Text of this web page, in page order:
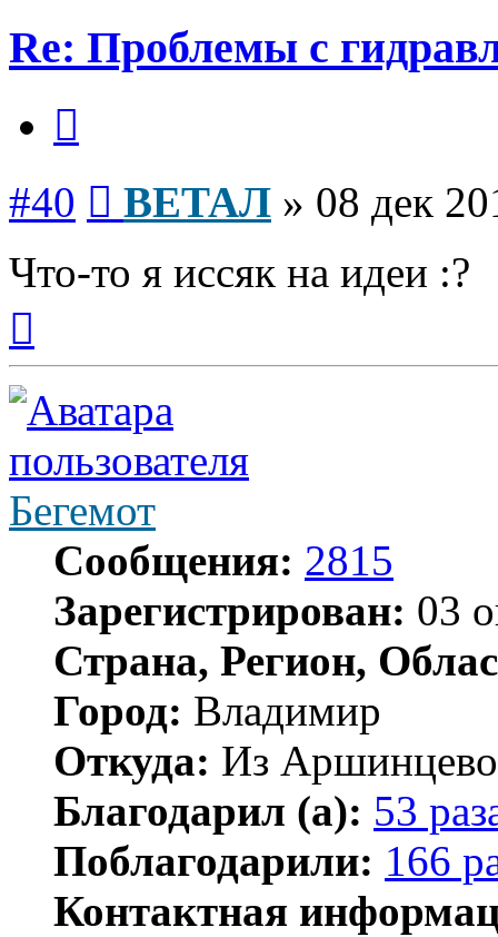
Re: Проблемы с
#40 ВЕТАЛ » 08 дек
Что-то я иссяк на идеи :?
началу
Бегемот
Сообщения: 2815
Зарегистрирован: 03
Страна, Регион,
Город: Владимир
Откуда: Из
Благодарил (а): 53
Поблагодарили: 166
Контактная